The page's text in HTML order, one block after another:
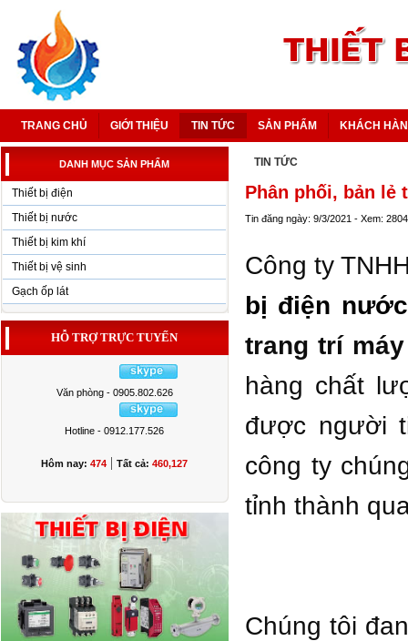
TRANG CHỦ GIỚI THIỆU TIN TỨC SẢN PHẨM KHÁCH
DANH MỤC SẢN PHẨM
Thiết bị điện
Thiết bị nước
Thiết bị kim khí
Thiết bị vệ sinh
Gạch ốp lát
HỖ TRỢ TRỰC TUYẾN
Văn phòng - 0905.802.626
Hotline - 0912.177.526
Hôm nay: 474 | Tất cả: 460,127
TIN TỨC
Phân phối, bản
Tin đăng ngày: 9/3/2021 - Xem: 2804
Công ty
bị điện nước
trang trí
hàng chất
được người
công ty
tỉnh thành
Chúng tôi